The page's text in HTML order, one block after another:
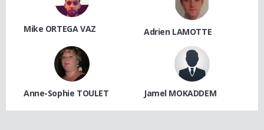
Mike ORTEGA VAZ Adrien LAMOTTE
Anne-Sophie TOULET Jamel MOKADDEM